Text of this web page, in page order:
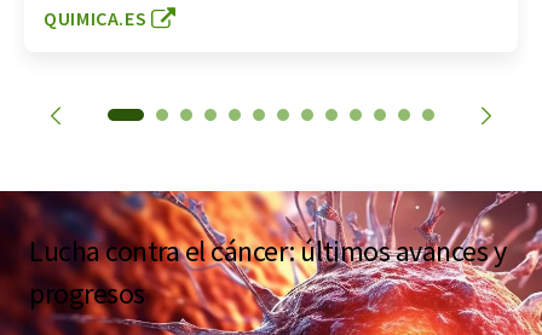
QUIMICA.ES
Lucha contra el cáncer: últimos avances y
progresos